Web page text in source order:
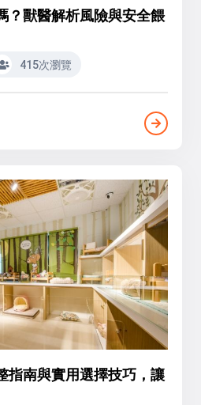
？獸醫解析風險與安全餵
415次瀏覽
指南與實用選擇技巧，讓